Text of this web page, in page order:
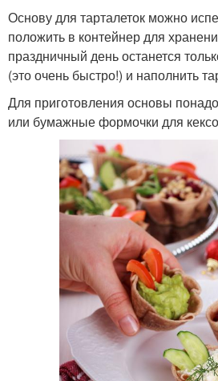
Основу для тарталеток можно
положить в контейнер для
праздничный день останется
(это очень быстро!) и наполнить
Для приготовления основы
или бумажные формочки для